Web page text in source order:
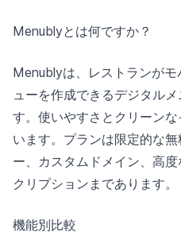
Menublyとは何ですか？
Menublyは、レストランが
ューを作成できるデジタル
す。使いやすさとクリーン
います。プランは限定的な
ー、カスタムドメイン、高
クリプションまであります。
機能別比較